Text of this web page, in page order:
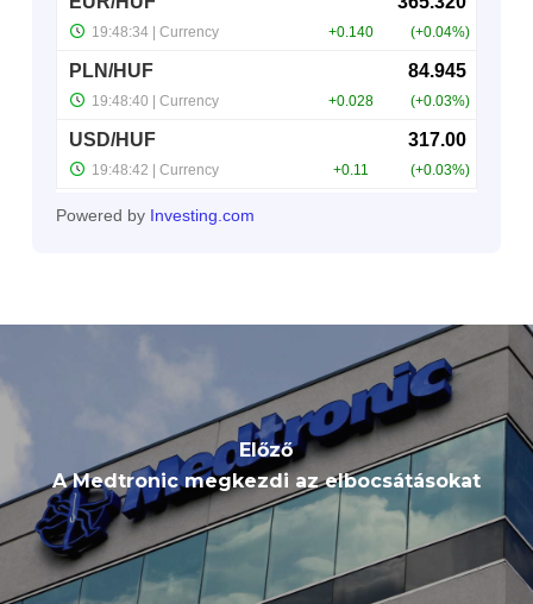
Powered by Investing.com
Előző
A Medtronic megkezdi az elbocsátásokat